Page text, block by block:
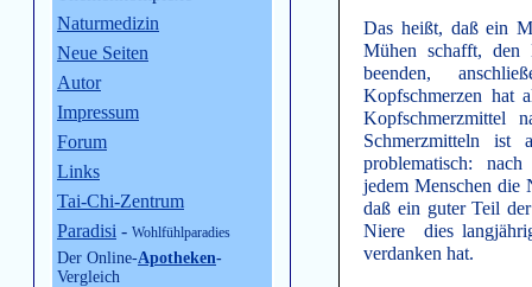
Naturmedizin
Neue Seiten
Autor
Impressum
Forum
Links
Tai-Chi-Zentrum
Paradisi - Wohlfühlparadies
Der Online-Apotheken-
Vergleich
Das heißt, daß ein
Mühen schafft, den
beenden,
Kopfschmerzen hat
Kopfschmerzmittel
Schmerzmitteln
problematisch:
jedem Menschen die
daß ein guter Teil
Niere dies
verdanken hat.